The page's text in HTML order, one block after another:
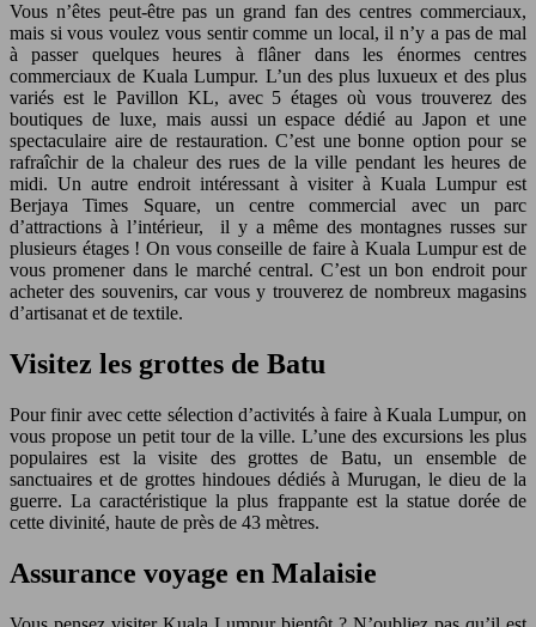
Vous n’êtes peut-être pas un grand fan des centres commerciaux,
mais si vous voulez vous sentir comme un local, il n’y a pas de mal
à passer quelques heures à flâner dans les énormes centres
commerciaux de Kuala Lumpur. L’un des plus luxueux et des plus
variés est le Pavillon KL, avec 5 étages où vous trouverez des
boutiques de luxe, mais aussi un espace dédié au Japon et une
spectaculaire aire de restauration. C’est une bonne option pour se
rafraîchir de la chaleur des rues de la ville pendant les heures de
midi. Un autre endroit intéressant à visiter à Kuala Lumpur est
Berjaya Times Square, un centre commercial avec un parc
d’attractions à l’intérieur, il y a même des montagnes russes sur
plusieurs étages ! On vous conseille de faire à Kuala Lumpur est de
vous promener dans le marché central. C’est un bon endroit pour
acheter des souvenirs, car vous y trouverez de nombreux magasins
d’artisanat et de textile.
Visitez les grottes de Batu
Pour finir avec cette sélection d’activités à faire à Kuala Lumpur, on
vous propose un petit tour de la ville. L’une des excursions les plus
populaires est la visite des grottes de Batu, un ensemble de
sanctuaires et de grottes hindoues dédiés à Murugan, le dieu de la
guerre. La caractéristique la plus frappante est la statue dorée de
cette divinité, haute de près de 43 mètres.
Assurance voyage en Malaisie